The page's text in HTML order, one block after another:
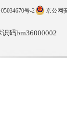
号-2 京公网
识码bm36000002